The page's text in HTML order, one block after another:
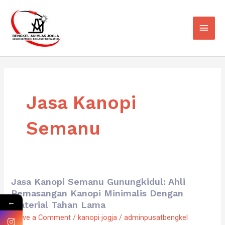
content
Jasa Kanopi
Semanu
Jasa Kanopi Semanu Gunungkidul: Ahli
Pemasangan Kanopi Minimalis Dengan
Material Tahan Lama
Leave a Comment /kanopi jogja /adminpusatbengkel
Jasa
Kanopi
Semanu
Gunungkidul:
←